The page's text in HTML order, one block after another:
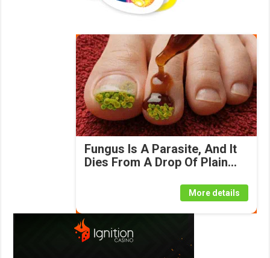
Fungus Is A Parasite, And It
Dies From A Drop Of Plain...
More details